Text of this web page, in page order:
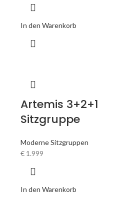
In den Warenkorb
Artemis 3+2+1
Sitzgruppe
Moderne Sitzgruppen
€ 1.999
In den Warenkorb